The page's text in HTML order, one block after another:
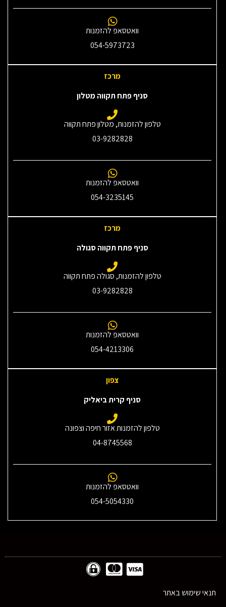
וואטסאפ להזמנות
054-5973723
מרכז
סניף פתח תקווה מטלון
טלפון להזמנות, מטלון פתח תקווה
03-9282828
וואטסאפ להזמנות
054-3235145‎
מרכז
סניף פתח תקווה סגולה
טלפון להזמנות, סגולה פתח תקווה
03-9282828
וואטסאפ להזמנות
054-4213306
צפון
סניף קרית ביאליק
טלפון להזמנות אזור חיפה וצפונה
04-8745568
וואטסאפ להזמנות
054-5054330
תנאי שימוש באתר